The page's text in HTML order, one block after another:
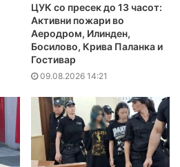
ЦУК со пресек до 13 часот:
Активни пожари во
Аеродром, Илинден,
Босилово, Крива Паланка и
Гостивар
09.08.2026 14:21